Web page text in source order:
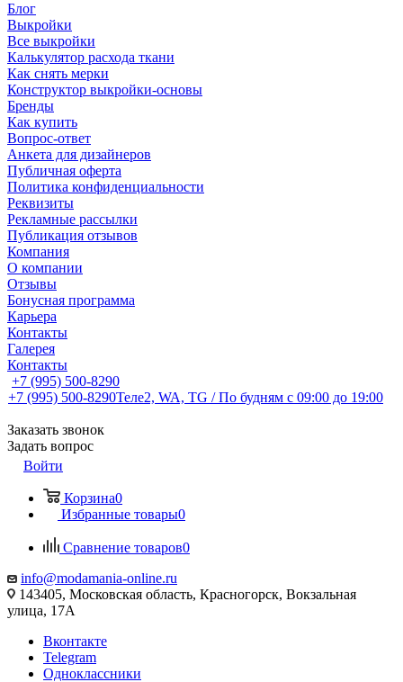
Блог
Выкройки
Все выкройки
Калькулятор расхода ткани
Как снять мерки
Конструктор выкройки-основы
Бренды
Как купить
Вопрос-ответ
Анкета для дизайнеров
Публичная оферта
Политика конфиденциальности
Реквизиты
Рекламные рассылки
Публикация отзывов
Компания
О компании
Отзывы
Бонусная программа
Карьера
Контакты
Галерея
Контакты
+7 (995) 500-8290
+7 (995) 500-8290Теле2, WA, TG / По будням c 09:00 до 19:00
Заказать звонок
Задать вопрос
Войти
Корзина0
Избранные товары0
Сравнение товаров0
info@modamania-online.ru
143405, Московская область, Красногорск, Вокзальная
улица, 17А
Вконтакте
Telegram
Одноклассники